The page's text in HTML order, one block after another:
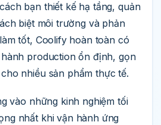
bạn thiết kế hạ tầng, quản
biệt môi trường và phản
tốt, Coolify hoàn toàn có
production ổn định, gọn
nhiều sản phẩm thực tế.
vào những kinh nghiệm tối
nhất khi vận hành ứng